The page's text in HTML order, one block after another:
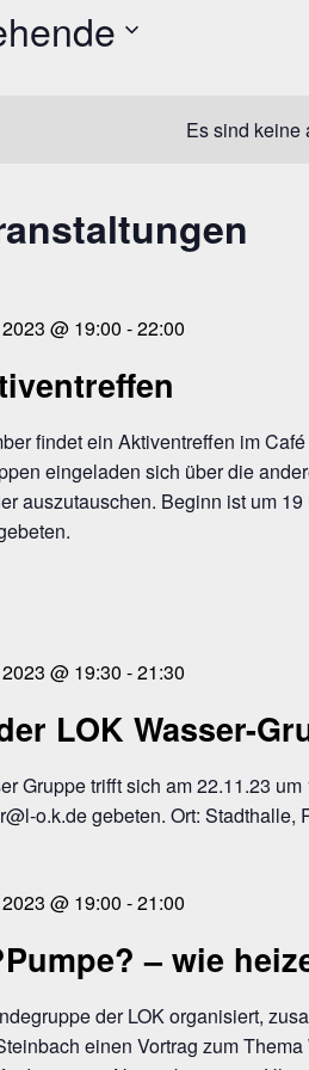
Es sind keine
@ 19:00 -22:00
findet ein Aktiventreffen im
eingeladen sich über die
auszutauschen. Beginn ist um
@ 19:30 -21:30
LOK Wasser-
Gruppe trifft sich am 22.11.23
o.k.de gebeten. Ort: Stadthalle,
@ 19:00 -21:00
– wie
der LOK organisiert,
einen Vortrag zum